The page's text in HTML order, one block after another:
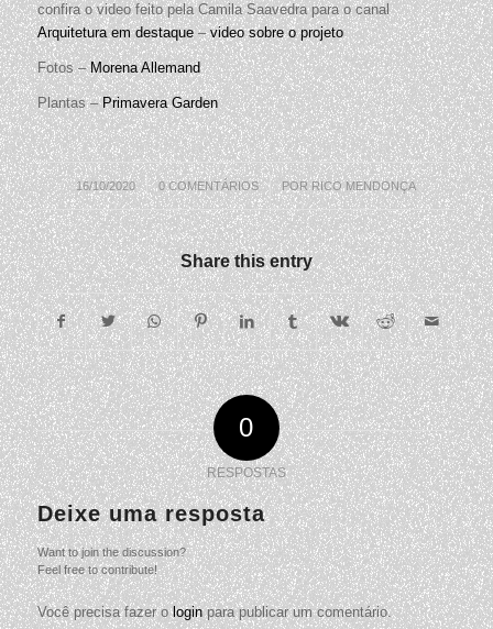
confira o video feito pela Camila Saavedra para o canal
Arquitetura em destaque–video sobre o projeto
Fotos –Morena Allemand
Plantas – Primavera Garden
16/10/2020
/ 0 COMENTÁRIOS
/ PORRICO MENDONÇA
Share this entry
0
RESPOSTAS
Deixe uma resposta
Want to join the discussion?
Feel free to contribute!
Você precisa fazer ologinpara publicar um comentário.